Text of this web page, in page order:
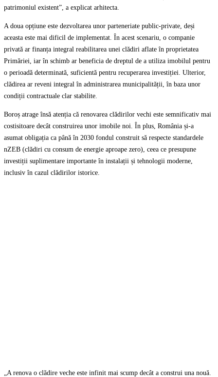
patrimoniul existent”, a explicat arhitecta.
A doua opțiune este dezvoltarea unor parteneriate public-private, deși
aceasta este mai dificil de implementat. În acest scenariu, o companie
privată ar finanța integral reabilitarea unei clădiri aflate în proprietatea
Primăriei, iar în schimb ar beneficia de dreptul de a utiliza imobilul pentru
o perioadă determinată, suficientă pentru recuperarea investiției. Ulterior,
clădirea ar reveni integral în administrarea municipalității, în baza unor
condiții contractuale clar stabilite.
Boroș atrage însă atenția că renovarea clădirilor vechi este semnificativ mai
costisitoare decât construirea unor imobile noi. În plus, România și-a
asumat obligația ca până în 2030 fondul construit să respecte standardele
nZEB (clădiri cu consum de energie aproape zero), ceea ce presupune
investiții suplimentare importante în instalații și tehnologii moderne,
inclusiv în cazul clădirilor istorice.
„A renova o clădire veche este infinit mai scump decât a construi una nouă.